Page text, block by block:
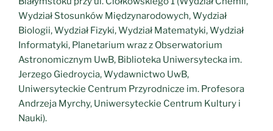
Wydział Stosunków Międzynarodowych, Wydział
Biologii, Wydział Fizyki, Wydział Matematyki, Wydział
Informatyki, Planetarium wraz z Obserwatorium
Astronomicznym UwB, Biblioteka Uniwersytecka im.
Jerzego Giedroycia, Wydawnictwo UwB,
Uniwersyteckie Centrum Przyrodnicze im. Profesora
Andrzeja Myrchy, Uniwersyteckie Centrum Kultury i
Nauki).